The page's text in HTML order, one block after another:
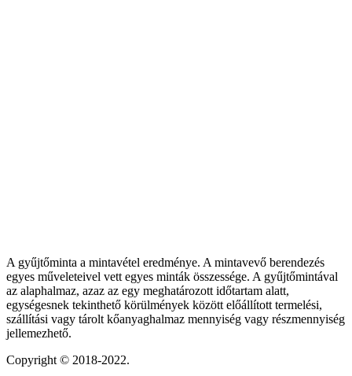
A gyűjtőminta a mintavétel eredménye. A mintavevő berendezés
egyes műveleteivel vett egyes minták összessége. A gyűjtőmintával
az alaphalmaz, azaz az egy meghatározott időtartam alatt,
egységesnek tekinthető körülmények között előállított termelési,
szállítási vagy tárolt kőanyaghalmaz mennyiség vagy részmennyiség
jellemezhető.
Copyright © 2018-2022.